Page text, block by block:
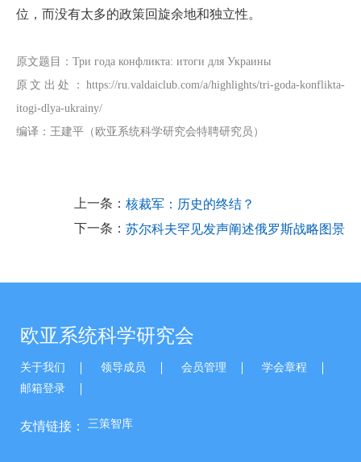
位，而没有太多的政策回旋余地和独立性。
原文题目：Три года конфликта: итоги для Украины
原文出处：https://ru.valdaiclub.com/a/highlights/tri-goda-konflikta-
itogi-dlya-ukrainy/
编译：王建平（欧亚系统科学研究会特聘研究员）
上一条： 核裁军：历史的终结？
下一条： 苏尔科夫罕见发声阐述俄罗斯战略图景
欧亚系统科学研究会
关于我们 领导成员 会员管理
学会章程
邮箱登录
友情链接： 三策智库